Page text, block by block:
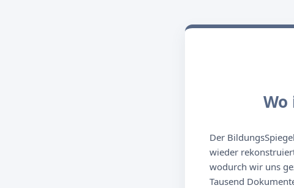
Wo
Der
wieder
wodurch wir uns
Tausend